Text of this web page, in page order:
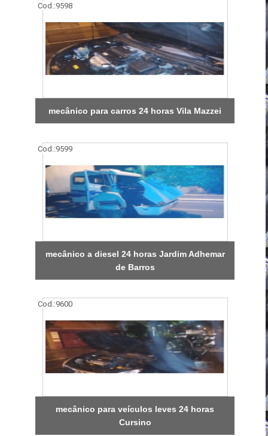
Cod.:9598
mecânico para carros 24 horas Vila Mazzei
Cod.:9599
mecânico a diesel 24 horas Jardim Adhemar
de Barros
Cod.:9600
mecânico para veículos leves 24 horas
Cursino